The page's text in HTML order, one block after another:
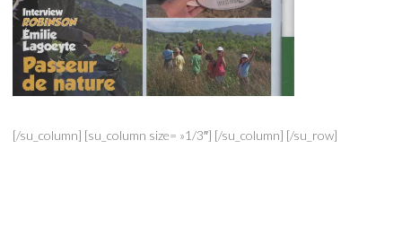
[/su_column] [su_column size= »1/3″] [/su_column] [/su_row]